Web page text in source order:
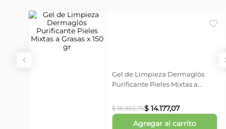
Gel de Limpieza Dermaglós
Purificante Pieles Mixtas a
$ 18.902,76$ 14.177,07
Agregar al carrito